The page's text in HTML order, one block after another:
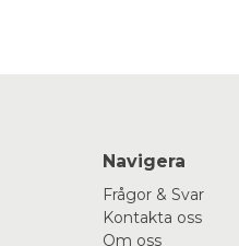
Navigera
Frågor & Svar
Kontakta oss
Om oss